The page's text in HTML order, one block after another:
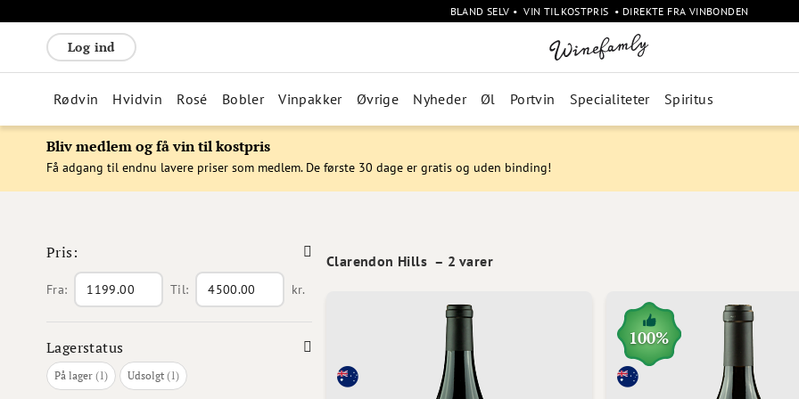
BLAND SELV • VIN TIL KOSTPRIS • DIREKTE FRA VINBONDEN
Log ind
Rødvin Hvidvin Rosé Bobler Vinpakker Øvrige Nyheder Øl Portvin Specialiteter Spiritus
Bliv medlem og få vin til kostpris
Få adgang til endnu lavere priser som medlem. De første 30 dage er gratis og uden binding!
Pris:
Fra: Til: kr.
Lagerstatus
På lager 1
vare Udsolgt 1
vare
Clarendon Hills – 2 varer
100%